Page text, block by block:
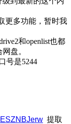
更多功能，暂时我
和openlist也都
盘。
号是5244
提取